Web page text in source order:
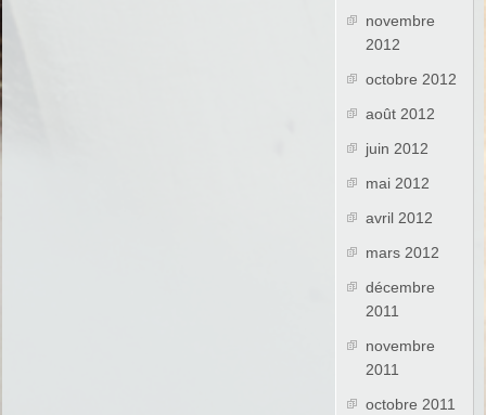
novembre
2012
octobre 2012
août 2012
juin 2012
mai 2012
avril 2012
mars 2012
décembre
2011
novembre
2011
octobre 2011